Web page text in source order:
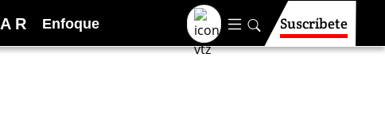
A R Enfoque Suscríbete